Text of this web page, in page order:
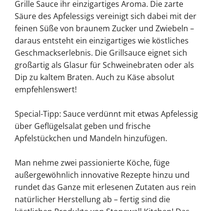
Grille Sauce ihr einzigartiges Aroma. Die zarte
Säure des Apfelessigs vereinigt sich dabei mit der
feinen Süße von braunem Zucker und Zwiebeln –
daraus entsteht ein einzigartiges wie köstliches
Geschmackserlebnis. Die Grillsauce eignet sich
großartig als Glasur für Schweinebraten oder als
Dip zu kaltem Braten. Auch zu Käse absolut
empfehlenswert!
Special-Tipp: Sauce verdünnt mit etwas Apfelessig
über Geflügelsalat geben und frische
Apfelstückchen und Mandeln hinzufügen.
Man nehme zwei passionierte Köche, füge
außergewöhnlich innovative Rezepte hinzu und
rundet das Ganze mit erlesenen Zutaten aus rein
natürlicher Herstellung ab – fertig sind die